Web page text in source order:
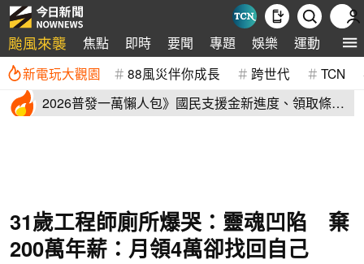
颱風來襲 焦點 即時 要聞 專題 娛樂 運動 全球
新電玩大觀園 88風災伴你成長 跨世代 TCN
2026普發一萬懶人包》國民支援金新進度、領取條
31歲工程師廁所爆哭：靈魂凹陷 棄
200萬年薪：月領4萬卻找回自己